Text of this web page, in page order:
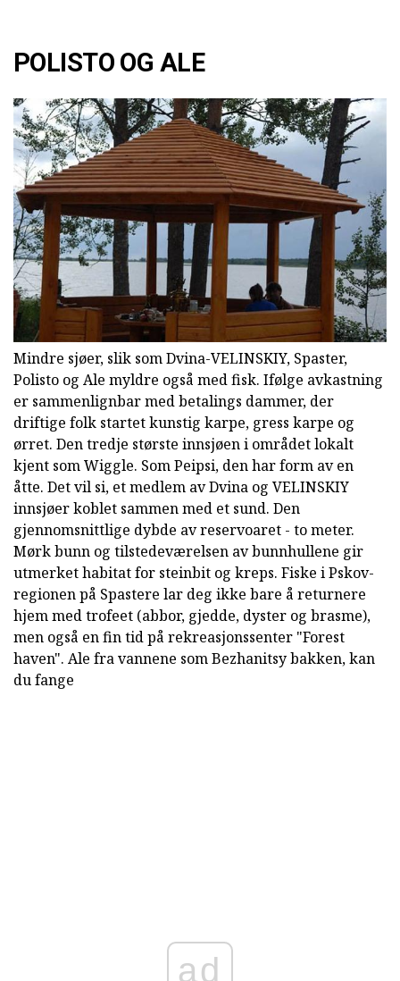
POLISTO OG ALE
Mindre sjøer, slik som Dvina-VELINSKIY, Spaster,
Polisto og Ale myldre også med fisk. Ifølge avkastning
er sammenlignbar med betalings dammer, der
driftige folk startet kunstig karpe, gress karpe og
ørret. Den tredje største innsjøen i området lokalt
kjent som Wiggle. Som Peipsi, den har form av en
åtte. Det vil si, et medlem av Dvina og VELINSKIY
innsjøer koblet sammen med et sund. Den
gjennomsnittlige dybde av reservoaret - to meter.
Mørk bunn og tilstedeværelsen av bunnhullene gir
utmerket habitat for steinbit og kreps. Fiske i Pskov-
regionen på Spastere lar deg ikke bare å returnere
hjem med trofeet (abbor, gjedde, dyster og brasme),
men også en fin tid på rekreasjonssenter "Forest
haven". Ale fra vannene som Bezhanitsy bakken, kan
du fange
ad